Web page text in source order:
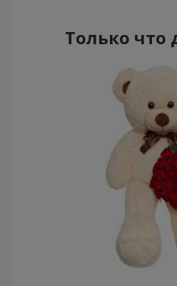
Только что